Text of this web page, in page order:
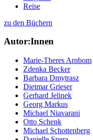
Reise
zu den Büchern
Autor:Innen
Marie-Theres Arnbom
Zdenka Becker
Barbara Dmytrasz
Dietmar Grieser
Gerhard Jelinek
Georg Markus
Michael Niavarani
Otto Schenk
Michael Schottenberg